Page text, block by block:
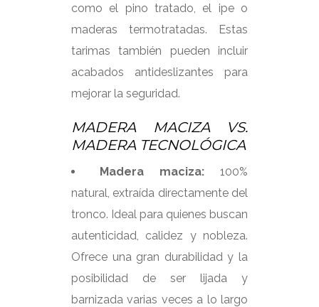
como el pino tratado, el ipe o
maderas termotratadas. Estas
tarimas también pueden incluir
acabados antideslizantes para
mejorar la seguridad.
MADERA MACIZA VS.
MADERA TECNOLÓGICA
Madera maciza: 100%
natural, extraída directamente del
tronco. Ideal para quienes buscan
autenticidad, calidez y nobleza.
Ofrece una gran durabilidad y la
posibilidad de ser lijada y
barnizada varias veces a lo largo